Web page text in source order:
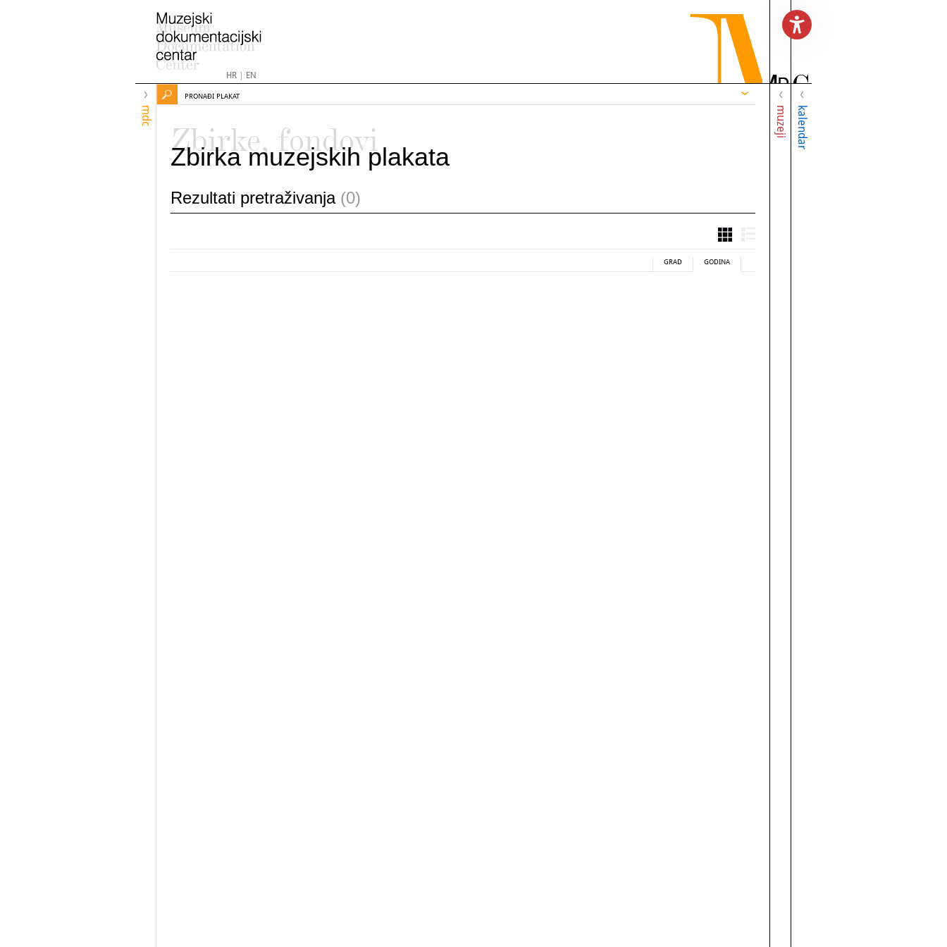
HR| EN
mdc muzeji kalendar
PRONAĐI PLAKAT
Zbirke, fondovi
Zbirka muzejskih plakata
Rezultati pretraživanja (0)
GRAD GODINA